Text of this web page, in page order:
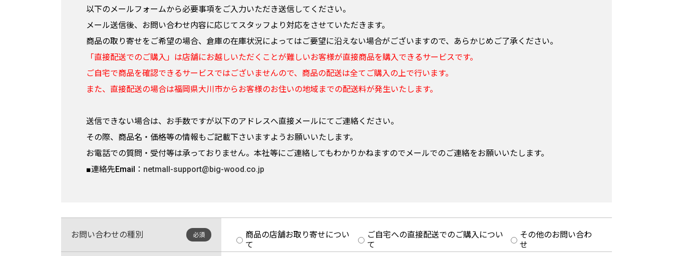
以下のメールフォームから必要事項をご入力いただき送信してください。
メール送信後、お問い合わせ内容に応じてスタッフより対応をさせていただきます。
商品の取り寄せをご希望の場合、倉庫の在庫状況によってはご要望に沿えない場合がございますので、あらかじめご了承ください。
「直接配送でのご購入」は店舗にお越しいただくことが難しいお客様が直接商品を購入できるサービスです。
ご自宅で商品を確認できるサービスではございませんので、商品の配送は全てご購入の上で行います。
また、直接配送の場合は福岡県大川市からお客様のお住いの地域までの配送料が発生いたします。
送信できない場合は、お手数ですが以下のアドレスへ直接メールにてご連絡ください。
その際、商品名・価格等の情報もご記載下さいますようお願いいたします。
お電話での質問・受付等は承っておりません。本社等にご連絡してもわかりかねますのでメールでのご連絡をお願いいたします。
■連絡先Email： netmall-support@big-wood.co.jp
お問い合わせの種別 必須
商品の店舗お取り寄せについ
て
ご自宅への直接配送でのご購入につい
て
その他のお問い合わ
せ